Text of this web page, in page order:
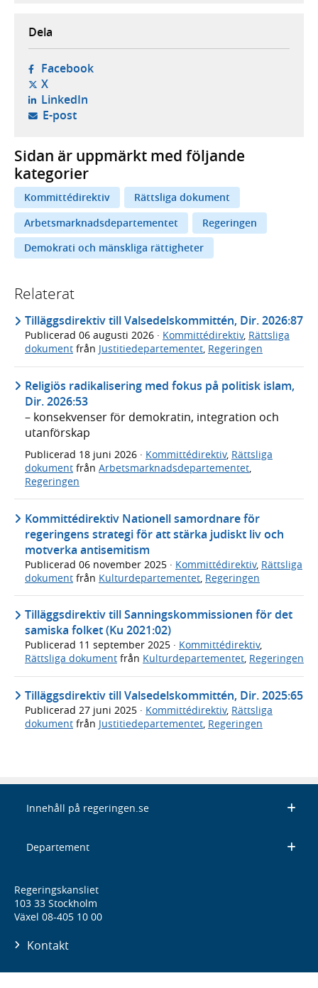
Dela
Facebook- öppnas i ny flik, extern webbplats,
X- öppnas i ny flik, extern webbplats,
LinkedIn- öppnas i ny flik, extern webbplats,
E-post- öppnar din e-postklient,
Sidan är uppmärkt med följande
kategorier
Kommittédirektiv
Rättsliga dokument
Arbetsmarknadsdepartementet
Regeringen
Demokrati och mänskliga rättigheter
Relaterat
Tilläggsdirektiv till Valsedelskommittén, Dir. 2026:87
Publicerad 06 augusti 2026 · Kommittédirektiv, Rättsliga
dokument från Justitiedepartementet, Regeringen
Religiös radikalisering med fokus på politisk islam,
Dir. 2026:53
– konsekvenser för demokratin, integration och
utanförskap
Publicerad 18 juni 2026 · Kommittédirektiv, Rättsliga
dokument från Arbetsmarknadsdepartementet,
Regeringen
Kommittédirektiv Nationell samordnare för
regeringens strategi för att stärka judiskt liv och
motverka antisemitism
Publicerad 06 november 2025 · Kommittédirektiv, Rättsliga
dokument från Kulturdepartementet Regeringen
Tilläggsdirektiv till Sanningskommissionen för det
samiska folket (Ku 2021:02)
Publicerad 11 september 2025 · Kommittédirektiv,
Rättsliga dokument från Kulturdepartementet, Regeringen
Tilläggsdirektiv till Valsedelskommittén, Dir. 2025:65
Publicerad 27 juni 2025 · Kommittédirektiv, Rättsliga
dokument från Justitiedepartementet, Regeringen
Innehåll på regeringen.se
Departement
Regeringskansliet
103 33 Stockholm
Växel 08-405 10 00
Kontakt